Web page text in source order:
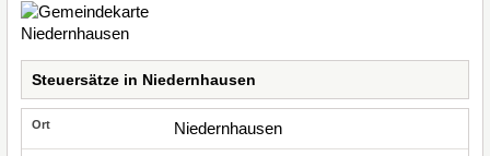
Steuersätze in Niedernhausen
Niedernhausen